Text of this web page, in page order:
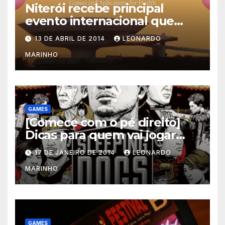
Niterói recebe principal
evento internacional que
mescla saúde e jogos
13 DE ABRIL DE 2014 LEONARDO
MARINHO
GAMES
[Comece com o pé direito]
Dicas para quem vai jogar
Sleeping Dogs
17 DE JANEIRO DE 2014 LEONARDO
MARINHO
GAMES